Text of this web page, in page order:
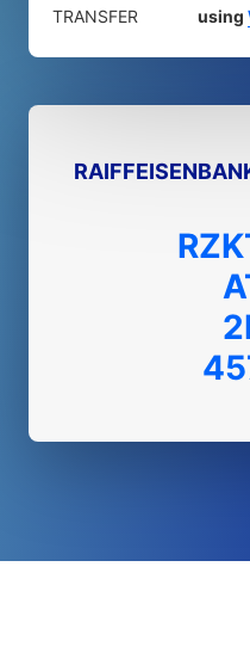
TRANSFER
using